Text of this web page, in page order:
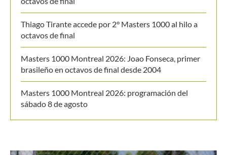
octavos de final
Thiago Tirante accede por 2° Masters 1000 al hilo a
octavos de final
Masters 1000 Montreal 2026: Joao Fonseca, primer
brasileño en octavos de final desde 2004
Masters 1000 Montreal 2026: programación del
sábado 8 de agosto